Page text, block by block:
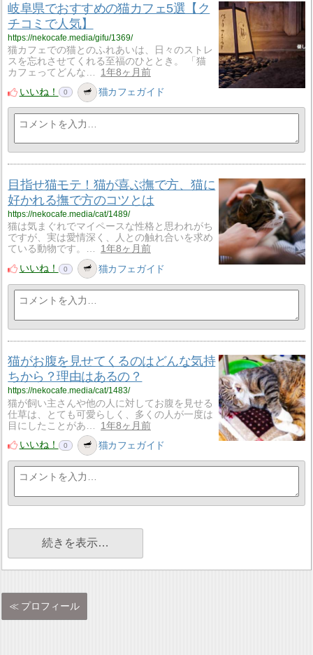
岐阜県でおすすめの猫カフェ5選【ク
チコミで人気】
https://nekocafe.media/gifu/1369/
猫カフェでの猫とのふれあいは、日々のストレ
スを忘れさせてくれる至福のひととき。 「猫
カフェってどんな…
1年8ヶ月前
いいね！
0 猫カフェガイド
目指せ猫モテ！猫が喜ぶ撫で方、猫に
好かれる撫で方のコツとは
https://nekocafe.media/cat/1489/
猫は気まぐれでマイペースな性格と思われがち
ですが、実は愛情深く、人との触れ合いを求め
ている動物です。…
1年8ヶ月前
いいね！
0 猫カフェガイド
猫がお腹を見せてくるのはどんな気持
ちから？理由はあるの？
https://nekocafe.media/cat/1483/
猫が飼い主さんや他の人に対してお腹を見せる
仕草は、とても可愛らしく、多くの人が一度は
目にしたことがあ…
1年8ヶ月前
いいね！
0 猫カフェガイド
続きを表示…
プロフィール